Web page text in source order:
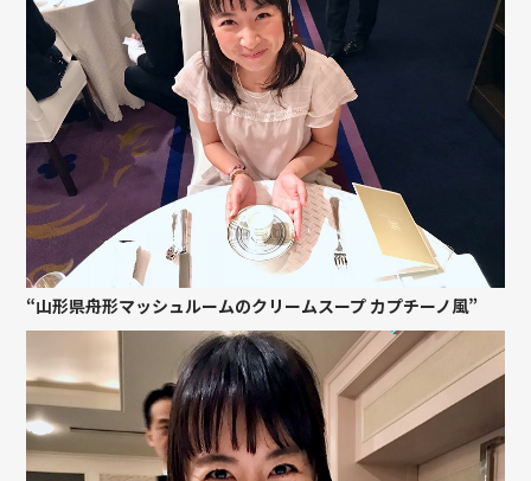
“山形県舟形マッシュルームのクリームスープ カプチーノ風”